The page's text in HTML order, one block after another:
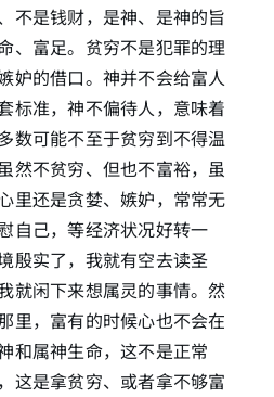
不是钱财，是神、是神的旨
、富足。贫穷不是犯罪的理
妒的借口。神并不会给富人
标准，神不偏待人，意味着
数可能不至于贫穷到不得温
然不贫穷、但也不富裕，虽
里还是贪婪、嫉妒，常常无
自己，等经济状况好转一
殷实了，我就有空去读圣
就闲下来想属灵的事情。然
里，富有的时候心也不会在
和属神生命，这不是正常
这是拿贫穷、或者拿不够富